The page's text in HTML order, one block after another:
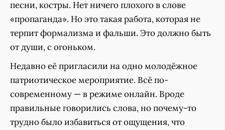
песни, костры. Нет ничего плохого в слове
«пропаганда». Но это такая работа, которая не
терпит формализма и фальши. Это должно быть
от души, с огоньком.
Недавно её пригласили на одно молодёжное
патриотическое мероприятие. Всё по-
современному — в режиме онлайн. Вроде
правильные говорились слова, но почему-то
трудно было избавиться от ощущения, что